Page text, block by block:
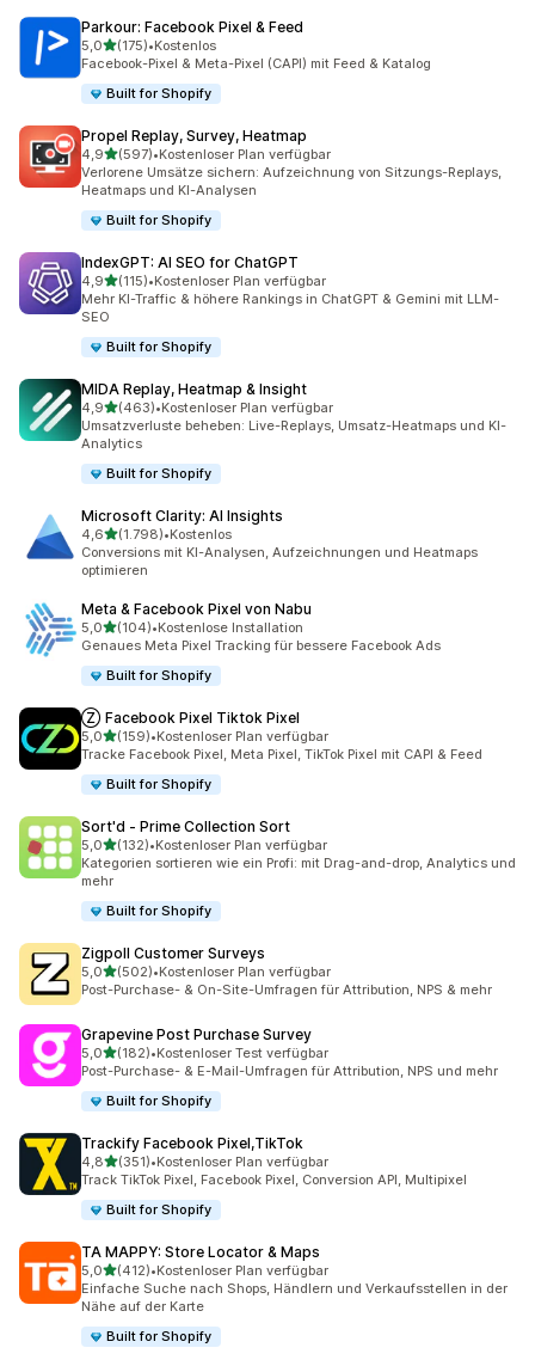
Parkour: Facebook Pixel & Feed
5,0von 5 Sternen
(175)
175 Rezensionen insgesamt
•Kostenlos
Facebook-Pixel & Meta-Pixel (CAPI) mit Feed & Katalog
Built for Shopify
Propel Replay, Survey, Heatmap
4,9von 5 Sternen
(597)
597 Rezensionen insgesamt
•Kostenloser Plan verfügbar
Verlorene Umsätze sichern: Aufzeichnung von Sitzungs-Replays,
Heatmaps und KI-Analysen
Built for Shopify
IndexGPT: AI SEO for ChatGPT
4,9von 5 Sternen
(115)
115 Rezensionen insgesamt
•Kostenloser Plan verfügbar
Mehr KI-Traffic & höhere Rankings in ChatGPT & Gemini mit LLM-
SEO
Built for Shopify
MIDA Replay, Heatmap & Insight
4,9von 5 Sternen
(463)
463 Rezensionen insgesamt
•Kostenloser Plan verfügbar
Umsatzverluste beheben: Live-Replays, Umsatz-Heatmaps und KI-
Analytics
Built for Shopify
Microsoft Clarity: AI Insights
4,6von 5 Sternen
(1.798)
1798 Rezensionen insgesamt
•Kostenlos
Conversions mit KI-Analysen, Aufzeichnungen und Heatmaps
optimieren
Meta & Facebook Pixel von Nabu
5,0von 5 Sternen
(104)
104 Rezensionen insgesamt
•Kostenlose Installation
Genaues Meta Pixel Tracking für bessere Facebook Ads
Built for Shopify
Ⓩ Facebook Pixel Tiktok Pixel
5,0von 5 Sternen
(159)
159 Rezensionen insgesamt
•Kostenloser Plan verfügbar
Tracke Facebook Pixel, Meta Pixel, TikTok Pixel mit CAPI & Feed
Built for Shopify
Sort'd ‑ Prime Collection Sort
5,0von 5 Sternen
(132)
132 Rezensionen insgesamt
•Kostenloser Plan verfügbar
Kategorien sortieren wie ein Profi: mit Drag-and-drop, Analytics und
mehr
Built for Shopify
Zigpoll Customer Surveys
5,0von 5 Sternen
(502)
502 Rezensionen insgesamt
•Kostenloser Plan verfügbar
Post-Purchase- & On-Site-Umfragen für Attribution, NPS & mehr
Grapevine Post Purchase Survey
5,0von 5 Sternen
(182)
182 Rezensionen insgesamt
•Kostenloser Test verfügbar
Post-Purchase- & E-Mail-Umfragen für Attribution, NPS und mehr
Built for Shopify
Trackify Facebook Pixel,TikTok
4,8von 5 Sternen
(351)
351 Rezensionen insgesamt
•Kostenloser Plan verfügbar
Track TikTok Pixel, Facebook Pixel, Conversion API, Multipixel
Built for Shopify
TA MAPPY: Store Locator & Maps
5,0von 5 Sternen
(412)
412 Rezensionen insgesamt
•Kostenloser Plan verfügbar
Einfache Suche nach Shops, Händlern und Verkaufsstellen in der
Nähe auf der Karte
Built for Shopify